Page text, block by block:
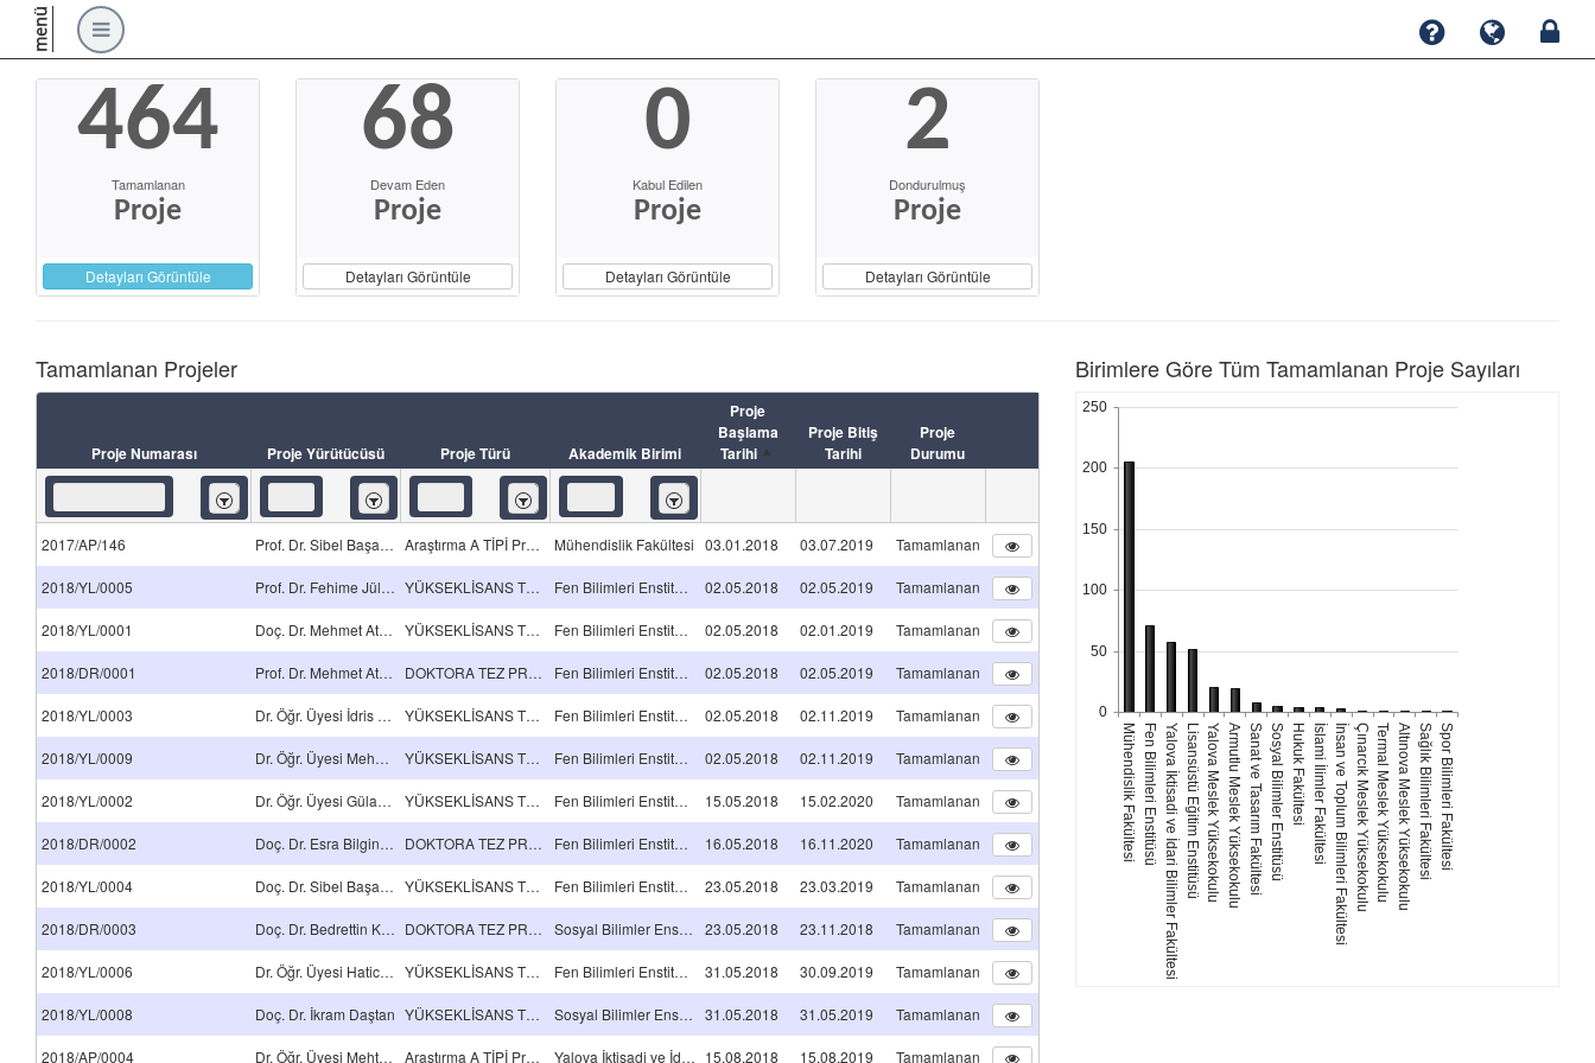
menü
464
Tamamlanan
Proje
Detayları Görüntüle
68
Devam Eden
Proje
Detayları Görüntüle
0
Kabul Edilen
Proje
Detayları Görüntüle
2
Dondurulmuş
Proje
Detayları Görüntüle
Tamamlanan Projeler
Proje Numarası Proje Yürütücüsü Proje Türü Akademik Birimi
Proje
Başlama
Tarihi
Proje Bitiş
Tarihi
Proje
Durumu
İçeren İçeren İçeren İçeren
2017/AP/146 Prof. Dr. Sibel Başakçılardan Kabakcı Araştırma A TİPİ Projeleri Mühendislik Fakültesi 03.01.2018 03.07.2019 Tamamlanan
2018/YL/0005 Prof. Dr. Fehime Jülide Hızal Yücesoy YÜKSEKLİSANS TEZ PROJESİ Fen Bilimleri Enstitüsü 02.05.2018 02.05.2019 Tamamlanan
2018/YL/0001 Doç. Dr. Mehmet Atilla Taşdelen YÜKSEKLİSANS TEZ PROJESİ Fen Bilimleri Enstitüsü 02.05.2018 02.01.2019 Tamamlanan
2018/DR/0001 Prof. Dr. Mehmet Atilla Taşdelen DOKTORA TEZ PROJESİ Fen Bilimleri Enstitüsü 02.05.2018 02.05.2019 Tamamlanan
2018/YL/0003 Dr. Öğr. Üyesi İdris Karagöz YÜKSEKLİSANS TEZ PROJESİ Fen Bilimleri Enstitüsü 02.05.2018 02.11.2019 Tamamlanan
2018/YL/0009 Dr. Öğr. Üyesi Mehmet Selçuk Mert YÜKSEKLİSANS TEZ PROJESİ Fen Bilimleri Enstitüsü 02.05.2018 02.11.2019 Tamamlanan
2018/YL/0002 Dr. Öğr. Üyesi Gülay Bayramoğlu YÜKSEKLİSANS TEZ PROJESİ Fen Bilimleri Enstitüsü 15.05.2018 15.02.2020 Tamamlanan
2018/DR/0002 Doç. Dr. Esra Bilgin Şimşek DOKTORA TEZ PROJESİ Fen Bilimleri Enstitüsü 16.05.2018 16.11.2020 Tamamlanan
2018/YL/0004 Doç. Dr. Sibel Başakçılardan Kabakcı YÜKSEKLİSANS TEZ PROJESİ Fen Bilimleri Enstitüsü 23.05.2018 23.03.2019 Tamamlanan
2018/DR/0003 Doç. Dr. Bedrettin Kesgin DOKTORA TEZ PROJESİ Sosyal Bilimler Enstitüsü 23.05.2018 23.11.2018 Tamamlanan
2018/YL/0006 Dr. Öğr. Üyesi Hatice Aylin Karahan Toprakçı YÜKSEKLİSANS TEZ PROJESİ Fen Bilimleri Enstitüsü 31.05.2018 30.09.2019 Tamamlanan
2018/YL/0008 Doç. Dr. İkram Daştan YÜKSEKLİSANS TEZ PROJESİ Sosyal Bilimler Enstitüsü 31.05.2018 31.05.2019 Tamamlanan
2018/AP/0004 Dr. Öğr. Üyesi Mehtap Özşahin Araştırma A TİPİ Projeleri Yalova İktisadi ve İdari Bilimler Fakültesi 15.08.2018 15.08.2019 Tamamlanan
Birimlere Göre Tüm Tamamlanan Proje Sayıları
Mühendislik FakültesiFen Bilimleri EnstitüsüYalova İktisadi ve İdari Bilimler FakültesiLisansüstü Eğitim EnstitüsüYalova Meslek YüksekokuluArmutlu Meslek YüksekokuluSanat ve Tasarım FakültesiSosyal Bilimler EnstitüsüHukuk Fakültesiİslami İlimler Fakültesiİnsan ve Toplum Bilimleri FakültesiÇınarcık Meslek YüksekokuluTermal Meslek YüksekokuluAltınova Meslek YüksekokuluSağlık Bilimleri FakültesiSpor Bilimleri Fakültesi
0
50
100
150
200
250